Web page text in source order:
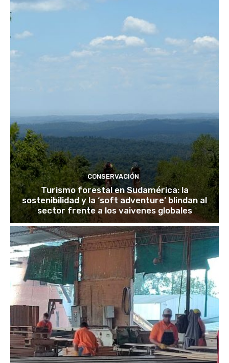
CONSERVACIÓN
Turismo forestal en Sudamérica: la
sostenibilidad y la ‘soft adventure’ blindan al
sector frente a los vaivenes globales